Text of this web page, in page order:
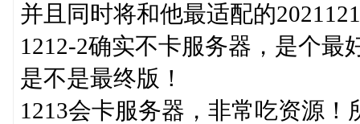
并且同时将和他最适配的
1212-2确实不卡服务器，是个最
是不是最终版！
1213会卡服务器，非常吃资源！